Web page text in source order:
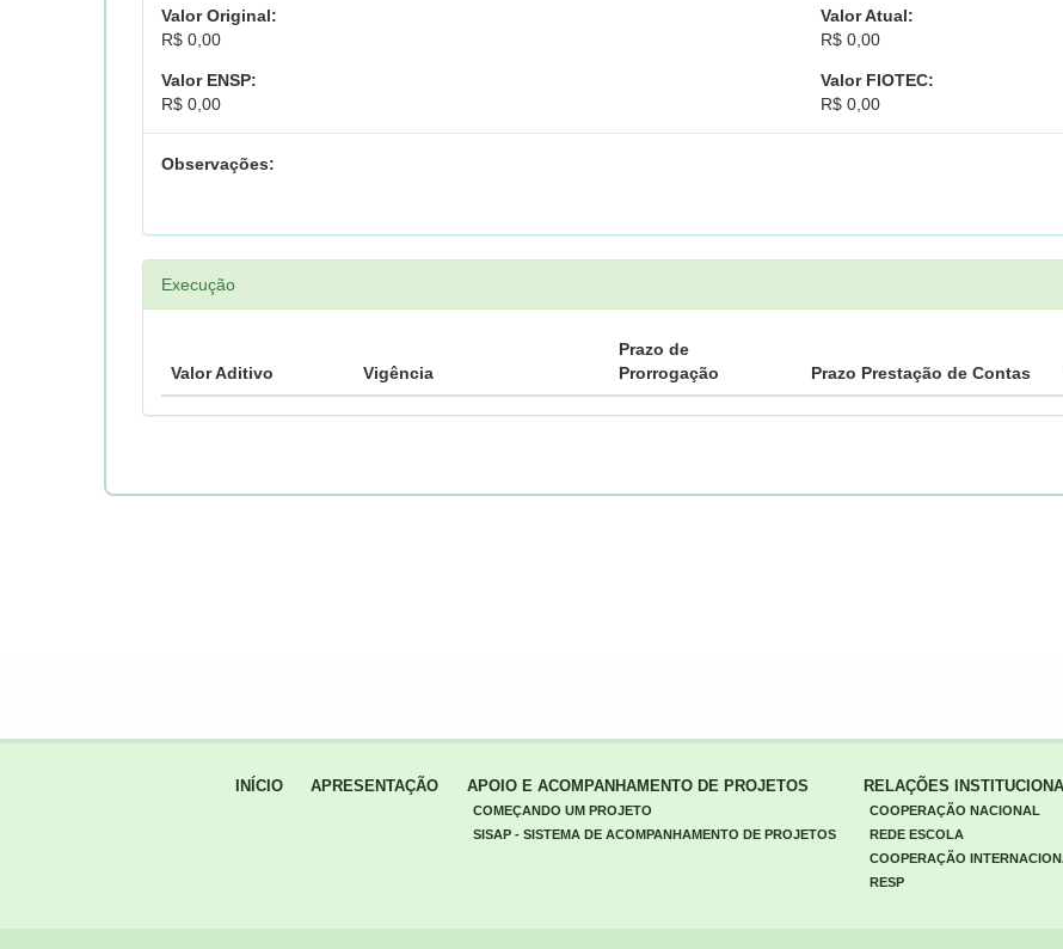
Valor Original:
R$ 0,00
Valor Atual:
R$ 0,00
Valor ENSP:
R$ 0,00
Valor FIOTEC:
R$ 0,00
Observações:
Execução
Valor Aditivo Vigência
Prazo de
Prorrogação
Prazo Prestação de Contas
INÍCIO APRESENTAÇÃO APOIO E ACOMPANHAMENTO DE PROJETOS
COMEÇANDO UM PROJETO
SISAP - SISTEMA DE ACOMPANHAMENTO DE PROJETOS
RELAÇÕES
COOPERAÇÃO NACIONAL
REDE ESCOLA
COOPERAÇÃO
RESP